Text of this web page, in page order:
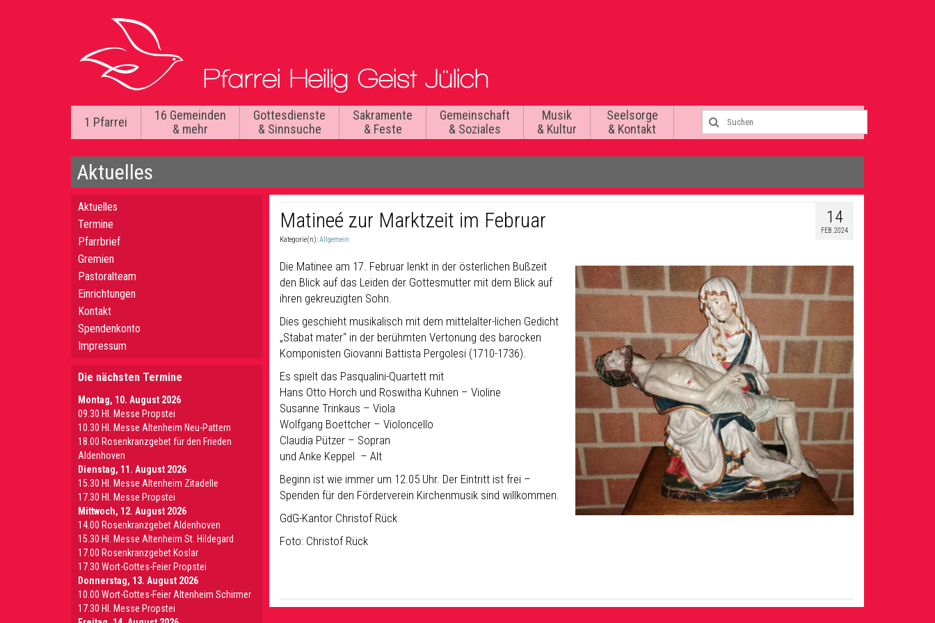
1 Pfarrei
16 Gemeinden
& mehr
Gottesdienste
& Sinnsuche
Sakramente
& Feste
Gemeinschaft
& Soziales
Musik
& Kultur
Seelsorge
& Kontakt
Aktuelles
14
FEB. 2024
Matineé zur Marktzeit im Februar
Kategorie(n):Allgemein
Die Matinee am 17. Februar lenkt in der österlichen Bußzeit
den Blick auf das Leiden der Gottesmutter mit dem Blick auf
ihren gekreuzigten Sohn.
Dies geschieht musikalisch mit dem mittelalter-lichen Gedicht
„Stabat mater“ in der berühmten Vertonung des barocken
Komponisten Giovanni Battista Pergolesi (1710-1736).
Es spielt das Pasqualini-Quartett mit
Hans Otto Horch und Roswitha Kuhnen – Violine
Susanne Trinkaus – Viola
Wolfgang Boettcher – Violoncello
Claudia Pützer – Sopran
und Anke Keppel – Alt
Beginn ist wie immer um 12.05 Uhr. Der Eintritt ist frei –
Spenden für den Förderverein Kirchenmusik sind willkommen.
GdG-Kantor Christof Rück
Foto: Christof Rück
Aktuelles
Termine
Pfarrbrief
Gremien
Pastoralteam
Einrichtungen
Kontakt
Spendenkonto
Impressum
Die nächsten Termine
Montag, 10. August 2026
09.30 Hl. Messe Propstei
10.30 Hl. Messe Altenheim Neu-Pattern
18.00 Rosenkranzgebet für den Frieden
Aldenhoven
Dienstag, 11. August 2026
15.30 Hl. Messe Altenheim Zitadelle
17.30 Hl. Messe Propstei
Mittwoch, 12. August 2026
14.00 Rosenkranzgebet Aldenhoven
15.30 Hl. Messe Altenheim St. Hildegard
17.00 Rosenkranzgebet Koslar
17.30 Wort-Gottes-Feier Propstei
Donnerstag, 13. August 2026
10.00 Wort-Gottes-Feier Altenheim Schirmer
17.30 Hl. Messe Propstei